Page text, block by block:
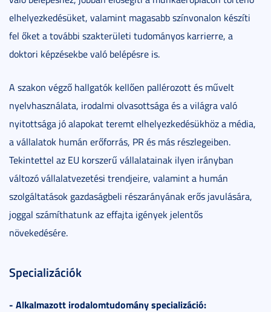
elhelyezkedésüket, valamint magasabb színvonalon készíti
fel őket a további szakterületi tudományos karrierre, a
doktori képzésekbe való belépésre is.
A szakon végző hallgatók kellően pallérozott és művelt
nyelvhasználata, irodalmi olvasottsága és a világra való
nyitottsága jó alapokat teremt elhelyezkedésükhöz a média,
a vállalatok humán erőforrás, PR és más részlegeiben.
Tekintettel az EU korszerű vállalatainak ilyen irányban
változó vállalatvezetési trendjeire, valamint a humán
szolgáltatások gazdaságbeli részarányának erős javulására,
joggal számíthatunk az effajta igények jelentős
növekedésére.
Specializációk
- Alkalmazott irodalomtudomány specializáció: